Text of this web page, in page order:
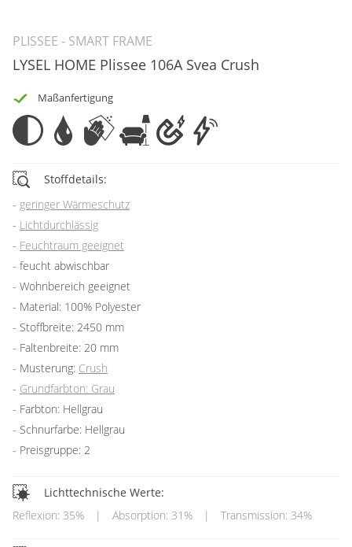
PLISSEE - SMART FRAME
LYSEL HOME Plissee 106A Svea Crush
Maßanfertigung
Stoffdetails:
geringer Wärmeschutz
Lichtdurchlässig
Feuchtraum geeignet
feucht abwischbar
Wohnbereich geeignet
Material: 100% Polyester
Stoffbreite: 2450 mm
Faltenbreite: 20 mm
Musterung: Crush
Grundfarbton: Grau
Farbton: Hellgrau
Schnurfarbe: Hellgrau
Preisgruppe: 2
Lichttechnische Werte:
Reflexion: 35%
| Absorption: 31% | Transmission: 34%